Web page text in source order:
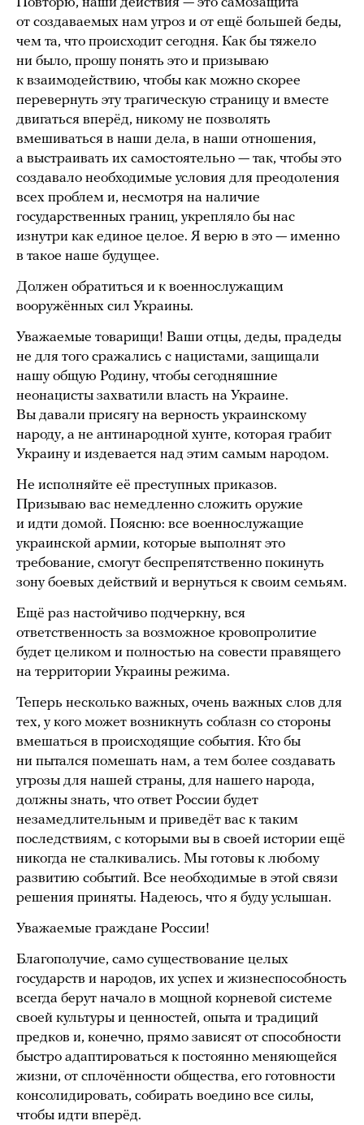
от создаваемых нам угроз и от ещё большей беды,
чем та, что происходит сегодня. Как бы тяжело
ни было, прошу понять это и призываю
к взаимодействию, чтобы как можно скорее
перевернуть эту трагическую страницу и вместе
двигаться вперёд, никому не позволять
вмешиваться в наши дела, в наши отношения,
а выстраивать их самостоятельно — так, чтобы это
создавало необходимые условия для преодоления
всех проблем и, несмотря на наличие
государственных границ, укрепляло бы нас
изнутри как единое целое. Я верю в это — именно
в такое наше будущее.
Должен обратиться и к военнослужащим
вооружённых сил Украины.
Уважаемые товарищи! Ваши отцы, деды, прадеды
не для того сражались с нацистами, защищали
нашу общую Родину, чтобы сегодняшние
неонацисты захватили власть на Украине.
Вы давали присягу на верность украинскому
народу, а не антинародной хунте, которая грабит
Украину и издевается над этим самым народом.
Не исполняйте её преступных приказов.
Призываю вас немедленно сложить оружие
и идти домой. Поясню: все военнослужащие
украинской армии, которые выполнят это
требование, смогут беспрепятственно покинуть
зону боевых действий и вернуться к своим семьям.
Ещё раз настойчиво подчеркну, вся
ответственность за возможное кровопролитие
будет целиком и полностью на совести правящего
на территории Украины режима.
Теперь несколько важных, очень важных слов для
тех, у кого может возникнуть соблазн со стороны
вмешаться в происходящие события. Кто бы
ни пытался помешать нам, а тем более создавать
угрозы для нашей страны, для нашего народа,
должны знать, что ответ России будет
незамедлительным и приведёт вас к таким
последствиям, с которыми вы в своей истории ещё
никогда не сталкивались. Мы готовы к любому
развитию событий. Все необходимые в этой связи
решения приняты. Надеюсь, что я буду услышан.
Уважаемые граждане России!
Благополучие, само существование целых
государств и народов, их успех и жизнеспособность
всегда берут начало в мощной корневой системе
своей культуры и ценностей, опыта и традиций
предков и, конечно, прямо зависят от способности
быстро адаптироваться к постоянно меняющейся
жизни, от сплочённости общества, его готовности
консолидировать, собирать воедино все силы,
чтобы идти вперёд.